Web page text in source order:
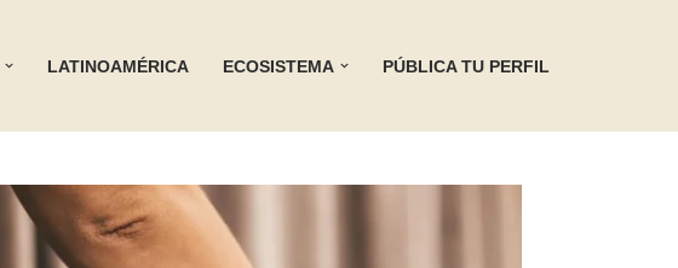
LATINOAMÉRICA ECOSISTEMA PÚBLICA TU PERFIL